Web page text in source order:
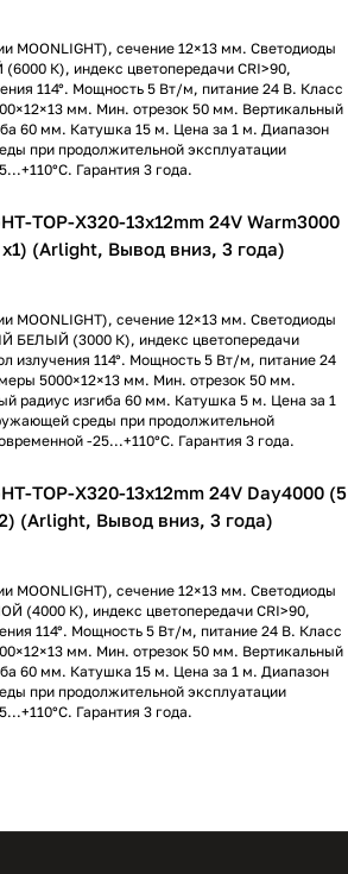
MOONLIGHT), сечение 12×13 мм. Светодиоды
К), индекс цветопередачи CRI>90,
114°. Мощность 5 Вт/м, питание 24 В. Класс
мм. Мин. отрезок 50 мм. Вертикальный
60 мм. Катушка 15 м. Цена за 1 м. Диапазон
при продолжительной эксплуатации
Гарантия 3 года.
TOP-X320-13x12mm 24V Warm3000
(Arlight, Вывод вниз, 3 года)
MOONLIGHT), сечение 12×13 мм. Светодиоды
БЕЛЫЙ (3000 К), индекс цветопередачи
излучения 114°. Мощность 5 Вт/м, питание 24
5000×12×13 мм. Мин. отрезок 50 мм.
радиус изгиба 60 мм. Катушка 5 м. Цена за 1
среды при продолжительной
-25...+110°С. Гарантия 3 года.
TOP-X320-13x12mm 24V Day4000 (5
(Arlight, Вывод вниз, 3 года)
MOONLIGHT), сечение 12×13 мм. Светодиоды
(4000 К), индекс цветопередачи CRI>90,
114°. Мощность 5 Вт/м, питание 24 В. Класс
мм. Мин. отрезок 50 мм. Вертикальный
60 мм. Катушка 15 м. Цена за 1 м. Диапазон
при продолжительной эксплуатации
Гарантия 3 года.